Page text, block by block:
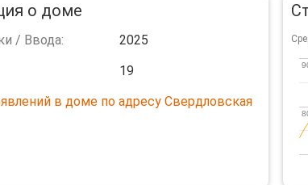
о доме
/ Ввода:
2025
19
в доме по адресу Свердловская